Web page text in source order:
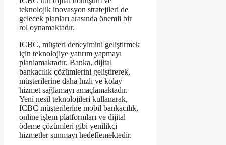
teknolojik inovasyon stratejileri de
gelecek planları arasında önemli bir
rol oynamaktadır.
ICBC, müşteri deneyimini geliştirmek
için teknolojiye yatırım yapmayı
planlamaktadır. Banka, dijital
bankacılık çözümlerini geliştirerek,
müşterilerine daha hızlı ve kolay
hizmet sağlamayı amaçlamaktadır.
Yeni nesil teknolojileri kullanarak,
ICBC müşterilerine mobil bankacılık,
online işlem platformları ve dijital
ödeme çözümleri gibi yenilikçi
hizmetler sunmayı hedeflemektedir.